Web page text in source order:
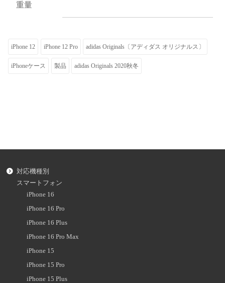
重量
iPhone 12 iPhone 12 Pro adidas Originals〔アディダス オリジナルス〕
iPhoneケース 製品 adidas Originals 2020秋冬
対応機種別
スマートフォン
iPhone 16
iPhone 16 Pro
iPhone 16 Plus
iPhone 16 Pro Max
iPhone 15
iPhone 15 Pro
iPhone 15 Plus